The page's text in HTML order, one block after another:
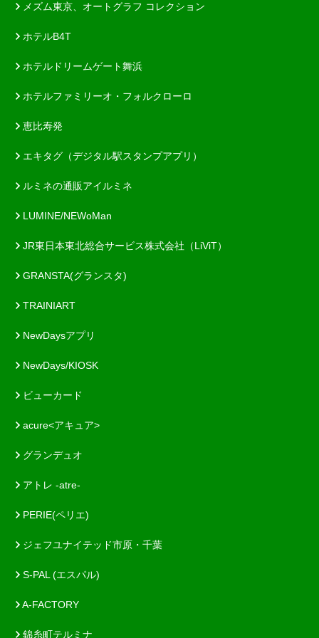
メズム東京、オートグラフ コレクション
ホテルB4T
ホテルドリームゲート舞浜
ホテルファミリーオ・フォルクローロ
恵比寿発
エキタグ（デジタル駅スタンプアプリ）
ルミネの通販アイルミネ
LUMINE/NEWoMan
JR東日本東北総合サービス株式会社（LiViT）
GRANSTA(グランスタ)
TRAINIART
NewDaysアプリ
NewDays/KIOSK
ビューカード
acure<アキュア>
グランデュオ
アトレ -atre-
PERIE(ペリエ)
ジェフユナイテッド市原・千葉
S-PAL (エスパル)
A-FACTORY
錦糸町テルミナ